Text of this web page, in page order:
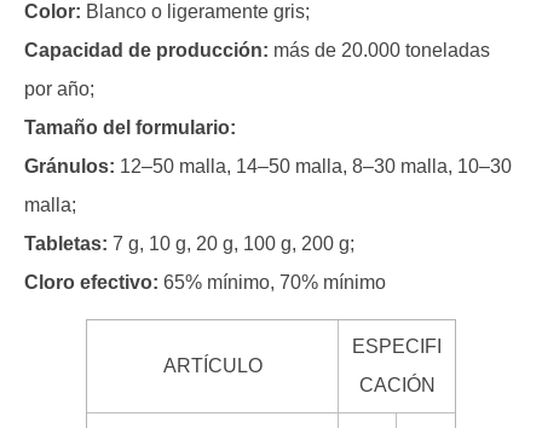
Color: Blanco o ligeramente gris;
Capacidad de producción: más de 20.000 toneladas
por año;
Tamaño del formulario:
Gránulos: 12–50 malla, 14–50 malla, 8–30 malla, 10–30
malla;
Tabletas: 7 g, 10 g, 20 g, 100 g, 200 g;
Cloro efectivo: 65% mínimo, 70% mínimo
ARTÍCULO
ESPECIFI
CACIÓN